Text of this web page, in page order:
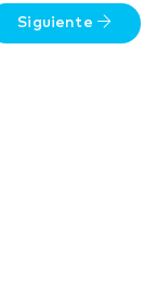
Siguiente